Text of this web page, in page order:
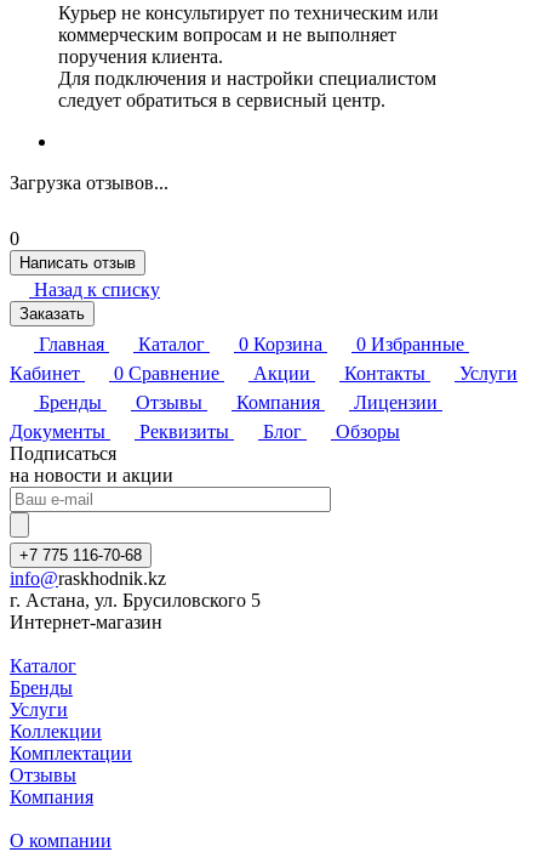
Курьер не консультирует по техническим или
коммерческим вопросам и не выполняет
поручения клиента.
Для подключения и настройки специалистом
следует обратиться в сервисный центр.
Загрузка отзывов...
0
Написать отзыв
Назад к списку
Заказать
Главная Каталог 0 Корзина 0 Избранные
Кабинет
0 Сравнение Акции Контакты
Услуги
Бренды
Отзывы Компания
Лицензии
Документы
Реквизиты Блог
Обзоры
Подписаться
на новости и акции
+7 775 116-70-68
info@raskhodnik.kz
г. Астана, ул. Брусиловского 5
Интернет-магазин
Каталог
Бренды
Услуги
Коллекции
Комплектации
Отзывы
Компания
О компании